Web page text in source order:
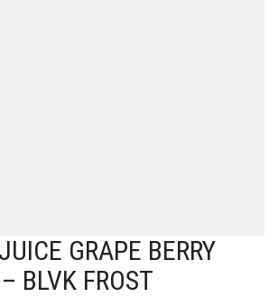
GRAPE BERRY
BLVK FROST